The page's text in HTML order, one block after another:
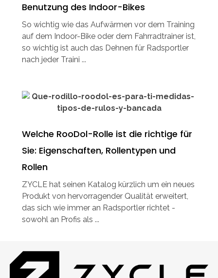
Benutzung des Indoor-Bikes
So wichtig wie das Aufwärmen vor dem Training
auf dem Indoor-Bike oder dem Fahrradtrainer ist,
so wichtig ist auch das Dehnen für Radsportler
nach jeder Traini ...
Welche RooDol-Rolle ist die richtige für
Sie: Eigenschaften, Rollentypen und
Rollen
ZYCLE hat seinen Katalog kürzlich um ein neues
Produkt von hervorragender Qualität erweitert,
das sich wie immer an Radsportler richtet -
sowohl an Profis als ...